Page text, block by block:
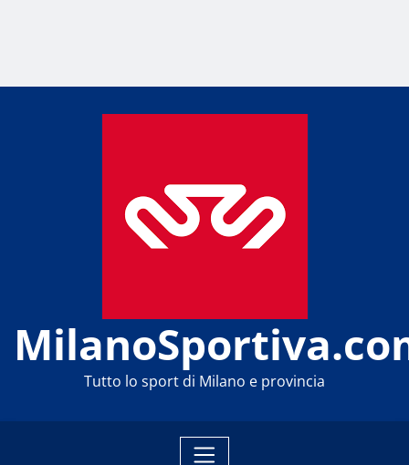
Tutto lo sport di Milano e provincia